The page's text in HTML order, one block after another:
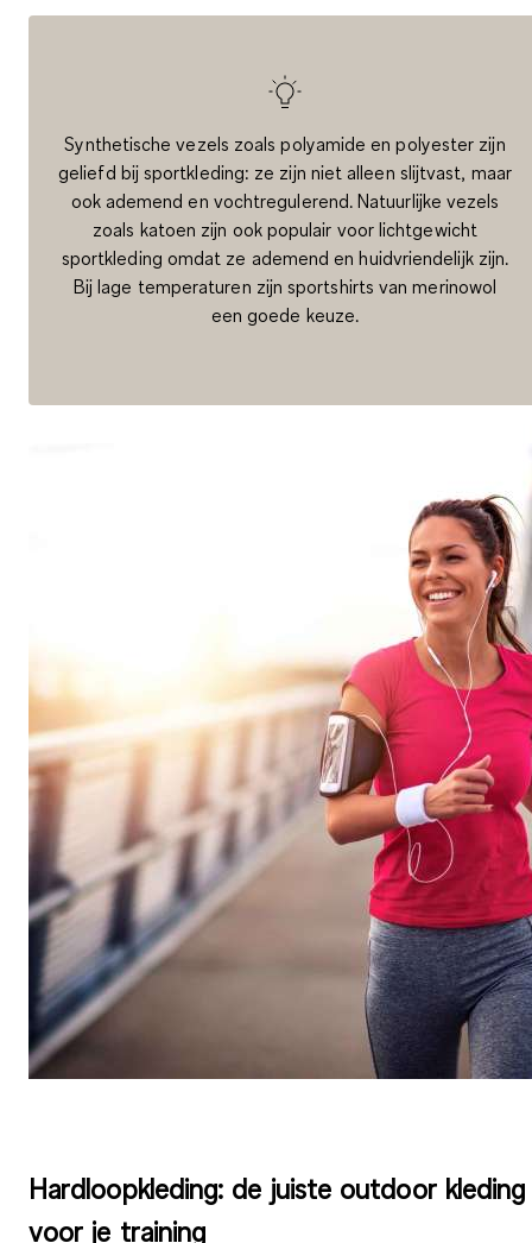
Synthetische vezels zoals polyamide en polyester zijn
geliefd bij sportkleding: ze zijn niet alleen slijtvast, maar
ook ademend en vochtregulerend. Natuurlijke vezels
zoals katoen zijn ook populair voor lichtgewicht
sportkleding omdat ze ademend en huidvriendelijk zijn.
Bij lage temperaturen zijn sportshirts van merinowol
een goede keuze.
Hardloopkleding: de juiste outdoor kleding
voor je training